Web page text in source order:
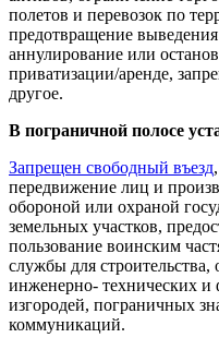
полетов и перевозок по
предотвращение
аннулирование или
приватизации/аренде,
другое.
В пограничной полосе
Запрещен свободный въезд
передвижение лиц и
обороной или охраной
земельных участков,
пользование воинским
службы для строительства,
инженерно- технических
изгородей, пограничных
коммуникаций.